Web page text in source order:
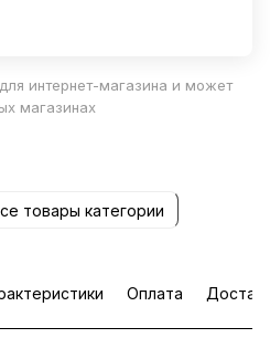
интернет-магазина и может
магазинах
товары категории
Оплата